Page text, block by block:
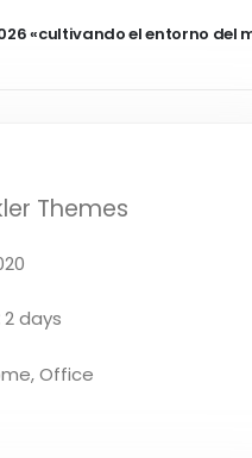
«cultivando el entorno del
Themes
2 days
Office